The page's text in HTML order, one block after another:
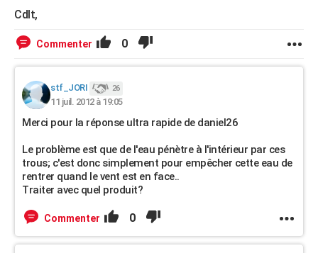
Cdlt,
Commenter 0
stf_JORI 26
11 juil. 2012 à 19:05
Merci pour la réponse ultra rapide de daniel26
Le problème est que de l'eau pénètre à l'intérieur par ces
trous; c'est donc simplement pour empêcher cette eau de
rentrer quand le vent est en face..
Traiter avec quel produit?
Commenter 0